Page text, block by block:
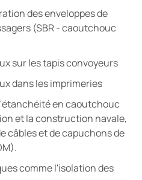
des enveloppes de
(SBR - caoutchouc
sur les tapis convoyeurs
dans les imprimeries
en caoutchouc
et la construction navale,
câbles et de capuchons de
comme l'isolation des